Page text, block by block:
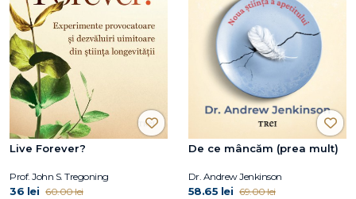
Live Forever?
Prof. John S. Tregoning
36 lei 60.00 lei
De ce mâncăm (prea mult)
Dr. Andrew Jenkinson
58.65 lei 69.00 lei